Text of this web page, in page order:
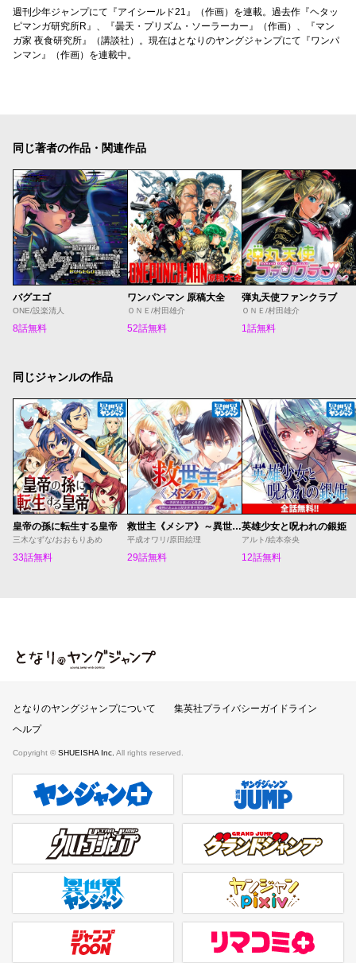
週刊少年ジャンプにて『アイシールド21』（作画）を連載。過去作『ヘタッ
ピマンガ研究所R』、『曇天・プリズム・ソーラーカー』（作画）、『マン
ガ家 夜食研究所』（講談社）。現在はとなりのヤングジャンプにて『ワンパ
ンマン』（作画）を連載中。
同じ著者の作品・関連作品
バグエゴ
ONE/設楽清人
8話無料
ワンパンマン 原稿大全
ＯＮＥ/村田雄介
52話無料
弾丸天使ファンクラブ
ＯＮＥ/村田雄介
1話無料
同じジャンルの作品
皇帝の孫に転生する皇帝
三木なずな/おおもりあめ
33話無料
救世主《メシア》～異世界を救った元勇者が魔物のあふれる現実世界を無双する～
平成オワリ/原田絵理
29話無料
英雄少女と呪われの銀姫
アルト/絵本奈央
12話無料
となりのヤングジャンプ
となりのヤングジャンプについて
集英社プライバシーガイドライン
ヘルプ
Copyright © SHUEISHA Inc. All rights reserved.
ヤンジャンプラス 週刊ヤングジャンプ公式サイト
ウルトラジャンプ グランドジャンプ
異世界ヤンジャン ヤンジャンpixiv
ジャンプTOON リマコミ＋